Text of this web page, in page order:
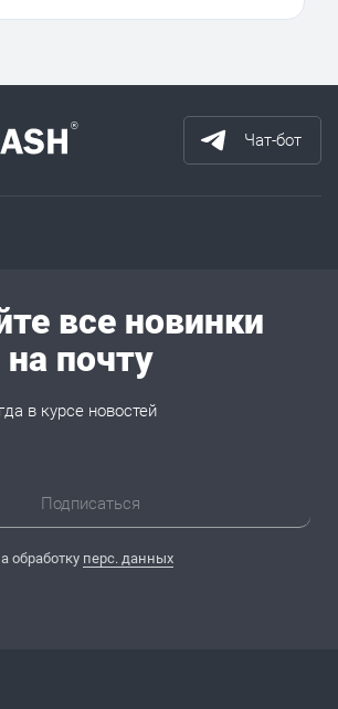
Чат-бот
все новинки
почту
в курсе новостей
Подписаться
обработку перс. данных